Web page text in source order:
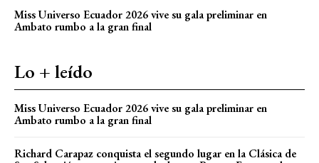
Miss Universo Ecuador 2026 vive su gala preliminar en
Ambato rumbo a la gran final
Lo + leído
Miss Universo Ecuador 2026 vive su gala preliminar en
Ambato rumbo a la gran final
Richard Carapaz conquista el segundo lugar en la Clásica de